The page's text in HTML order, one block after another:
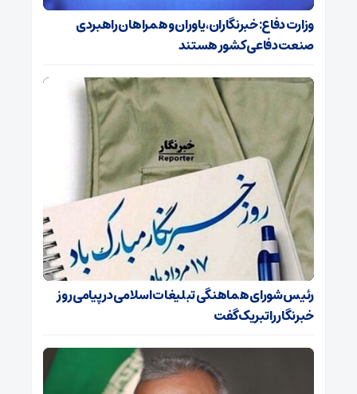
وزارت دفاع: خبرنگاران، یاوران و همراهان راهبردی
صنعت دفاعی کشور هستند
رئیس شورای هماهنگی تبلیغات اسلامی در پیامی روز
خبرنگار را تبریک گفت